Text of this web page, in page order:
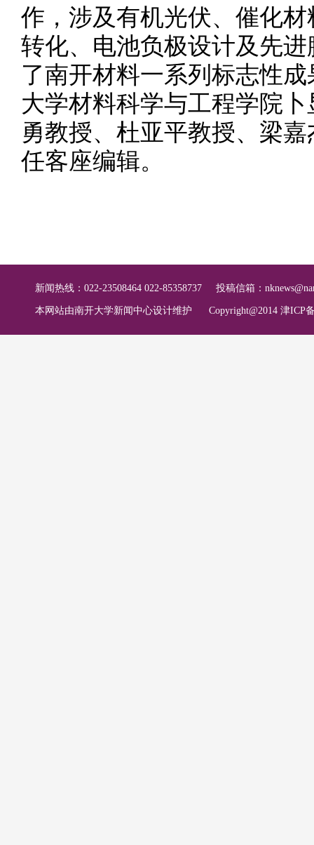
作，涉及有机光伏、催化
转化、电池负极设计及先
了南开材料一系列标志性
大学材料科学与工程学院
勇教授、杜亚平教授、梁
任客座编辑。
新闻热线：022-23508464 022-85358737 投稿信箱：
本网站由南开大学新闻中心设计维护 Copyright@2014 津ICP